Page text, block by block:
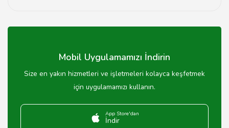
Bosch, Samsung ve LG gibi markaları satmaktadır.
Mobil Uygulamamızı İndirin
Size en yakın hizmetleri ve işletmeleri kolayca keşfetmek
için uygulamamızı kullanın.
App Store'dan
İndir